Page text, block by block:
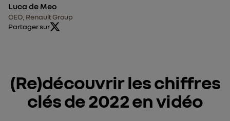
Luca de Meo
CEO, Renault Group
Partager sur
(Re)découvrir les chiffres
clés de 2022 en vidéo